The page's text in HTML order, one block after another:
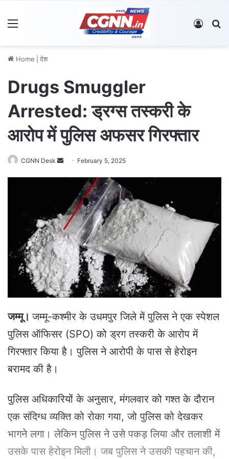
Log In
Home देश
Drugs Smuggler
Arrested: ड्रग्स तस्करी के
आरोप में पुलिस अफसर गिरफ्तार
CGNN Desk
a
n
e
m
a
i
l
February 5, 2025
जम्मू।जम्मू-कश्मीर के उधमपुर जिले में पुलिस ने एक स्पेशल
पुलिस ऑफिसर (SPO) को ड्रग तस्करी के आरोप में
गिरफ्तार किया है। पुलिस ने आरोपी के पास से हेरोइन
बरामद की है।
पुलिस अधिकारियों के अनुसार, मंगलवार को गश्त के दौरान
एक संदिग्ध व्यक्ति को रोका गया, जो पुलिस को देखकर
भागने लगा। लेकिन पुलिस ने उसे पकड़ लिया और तलाशी में
उसके पास हेरोइन मिली। जब पुलिस ने उसकी पहचान की,